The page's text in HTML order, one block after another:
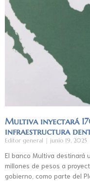
Multiva inyectará
infraestructura
Editor general junio 19, 2025
El banco Multiva destinará
millones de pesos a
gobierno, como parte del